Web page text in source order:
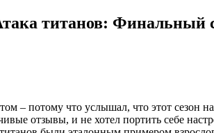
титанов: Финальный
– потому что услышал, что этот сезон
отзывы, и не хотел портить себе